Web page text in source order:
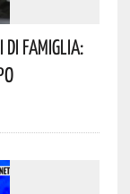
Famiglia: